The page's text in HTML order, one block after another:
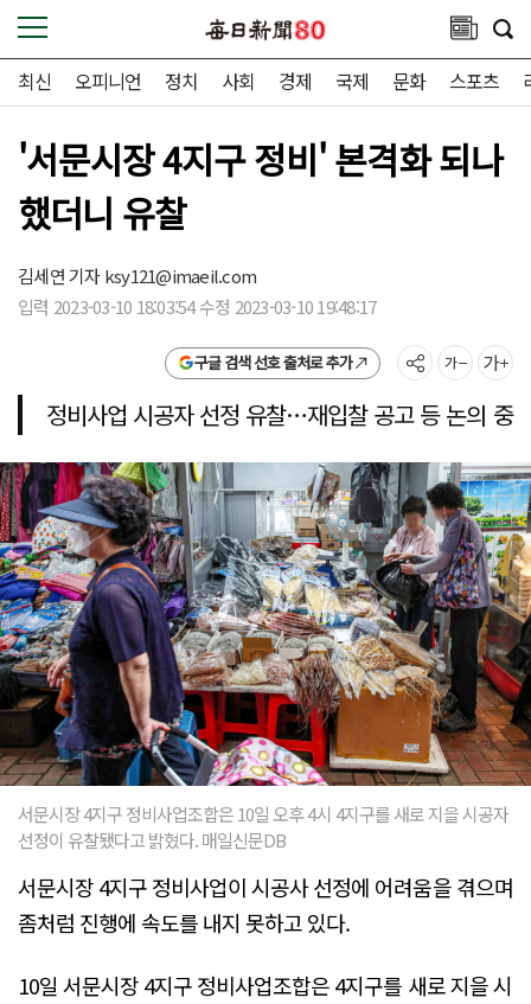
최신 오피니언 정치 사회 경제 국제 문화 스포츠
'서문시장 4지구 정비' 본격화 되나
했더니 유찰
김세연 기자ksy121@imaeil.com
입력 2023-03-10 18:03:54 수정 2023-03-10 19:48:17
구글 검색 선호 출처로 추가
정비사업 시공자 선정 유찰…재입찰 공고 등 논의 중
서문시장 4지구 정비사업조합은 10일 오후 4시 4지구를 새로 지을 시공자
선정이 유찰됐다고 밝혔다. 매일신문DB
서문시장 4지구 정비사업이 시공사 선정에 어려움을 겪으며
좀처럼 진행에 속도를 내지 못하고 있다.
10일 서문시장 4지구 정비사업조합은 4지구를 새로 지을 시